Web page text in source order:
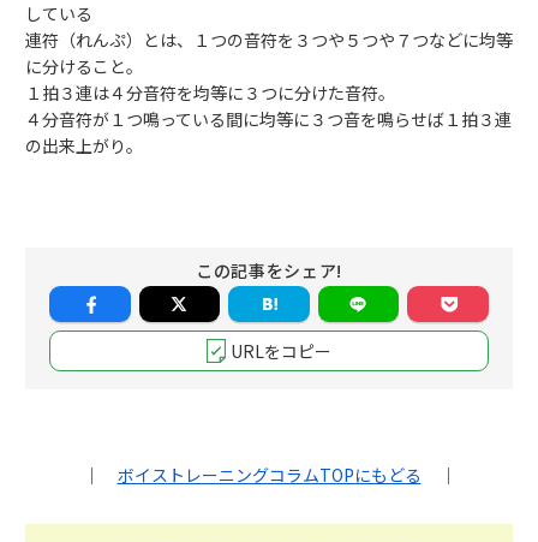
している
連符（れんぷ）とは、１つの音符を３つや５つや７つなどに均等
に分けること。
１拍３連は４分音符を均等に３つに分けた音符。
４分音符が１つ鳴っている間に均等に３つ音を鳴らせば１拍３連
の出来上がり。
この記事をシェア!
URLをコピー
｜ ボイストレーニングコラムTOPにもどる ｜